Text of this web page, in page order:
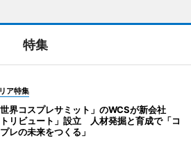
特集
ア特集
世界コスプレサミット」のWCSが新会社
トリビュート」設立 人材発掘と育成で「コ
レの未来をつくる」